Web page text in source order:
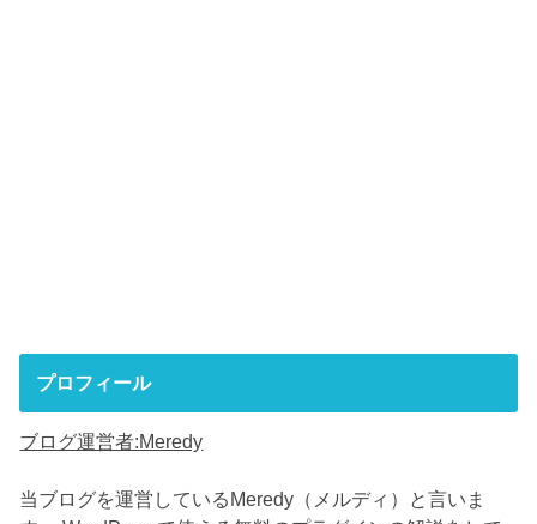
プロフィール
ブログ運営者:Meredy
当ブログを運営しているMeredy（メルディ）と言いま